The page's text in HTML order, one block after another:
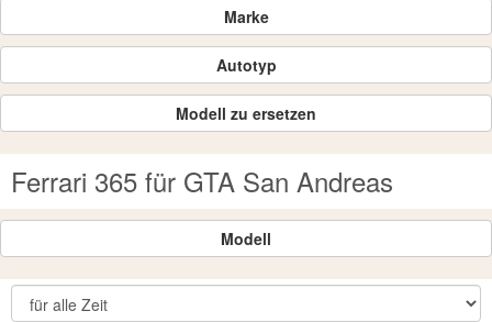
Marke
Autotyp
Modell zu ersetzen
Ferrari 365 für GTA San Andreas
Modell